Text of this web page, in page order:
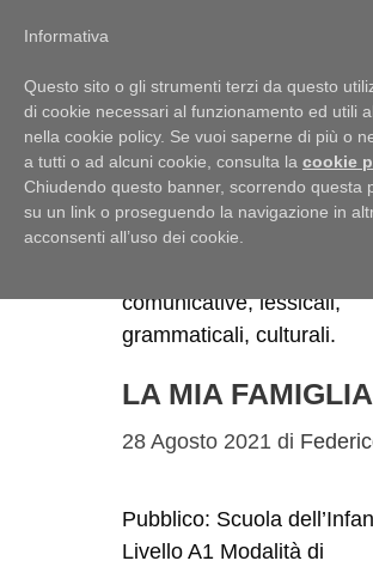
Menu
Competenze
Tra le competenze
comunicative, lessicali,
grammaticali, culturali.
LA MIA FAMIGLIA
28 Agosto 2021 di
Pubblico: Scuola
Livello A1 Modalità di
Informativa
Questo sito o gli strumenti terzi da questo
di cookie necessari al funzionamento ed utili
nella cookie policy. Se vuoi saperne di più o
a tutti o ad alcuni cookie, consulta la cookie
Chiudendo questo banner, scorrendo questa
su un link o proseguendo la navigazione in
acconsenti all’uso dei cookie.